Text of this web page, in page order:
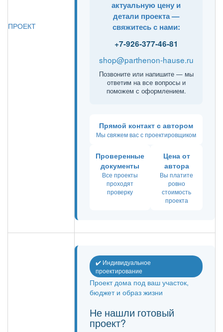
ПРОЕКТ
актуальную цену и
детали проекта —
свяжитесь с нами:
+7-926-377-46-81
shop@parthenon-hause.ru
Позвоните или напишите — мы
ответим на все вопросы и
поможем с оформлением.
Прямой контакт с автором
Мы свяжем вас с проектировщиком
Проверенные
документы
Все проекты
проходят
проверку
Цена от
автора
Вы платите
ровно
стоимость
проекта
✔️ Индивидуальное
проектирование
Проект дома под ваш участок,
бюджет и образ жизни
Не нашли готовый
проект?